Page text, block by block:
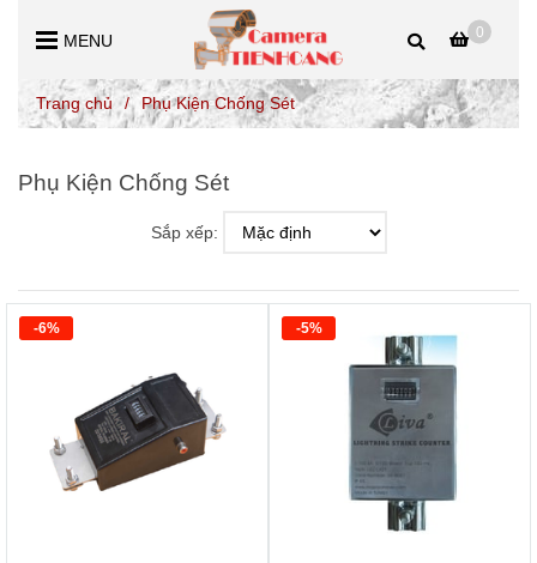
0
MENU
Trang chủ / Phụ Kiện Chống Sét
Phụ Kiện Chống Sét
Sắp xếp:
-6% -5%